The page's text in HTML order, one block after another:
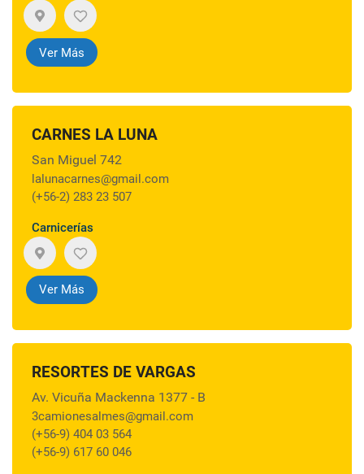
Ver Más
CARNES LA LUNA
San Miguel 742
lalunacarnes@gmail.com
(+56-2) 283 23 507
Carnicerías
Ver Más
RESORTES DE VARGAS
Av. Vicuña Mackenna 1377 - B
3camionesalmes@gmail.com
(+56-9) 404 03 564
(+56-9) 617 60 046